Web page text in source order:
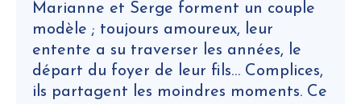
Marianne et Serge forment un couple
modèle ; toujours amoureux, leur
entente a su traverser les années, le
départ du foyer de leur fils… Complices,
ils partagent les moindres moments. Ce